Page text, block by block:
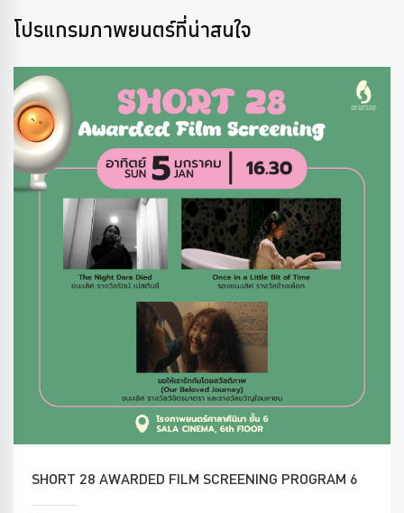
โปรแกรมภาพยนตร์ที่น่าสนใจ
SHORT 28 AWARDED FILM SCREENING PROGRAM 6